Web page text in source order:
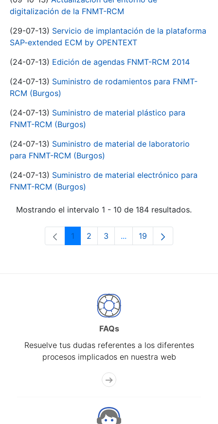
digitalización de la FNMT-RCM
(29-07-13) Servicio de implantación de la plataforma
SAP-extended ECM by OPENTEXT
(24-07-13) Edición de agendas FNMT-RCM 2014
(24-07-13) Suministro de rodamientos para FNMT-
RCM (Burgos)
(24-07-13) Suministro de material plástico para
FNMT-RCM (Burgos)
(24-07-13) Suministro de material de laboratorio
para FNMT-RCM (Burgos)
(24-07-13) Suministro de material electrónico para
FNMT-RCM (Burgos)
Mostrando el intervalo 1 - 10 de 184 resultados.
Página
1 Página
2 Página
3 ...Páginas intermedias Use
Página
19
FAQs
Resuelve tus dudas referentes a los diferentes
procesos implicados en nuestra web